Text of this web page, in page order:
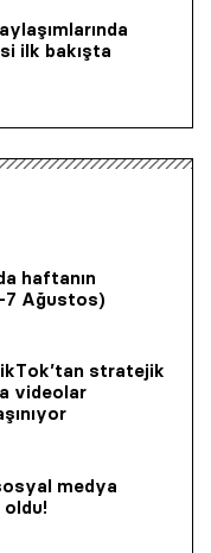
ilk bakışta
haftanın
7 Ağustos)
stratejik
videolar
medya